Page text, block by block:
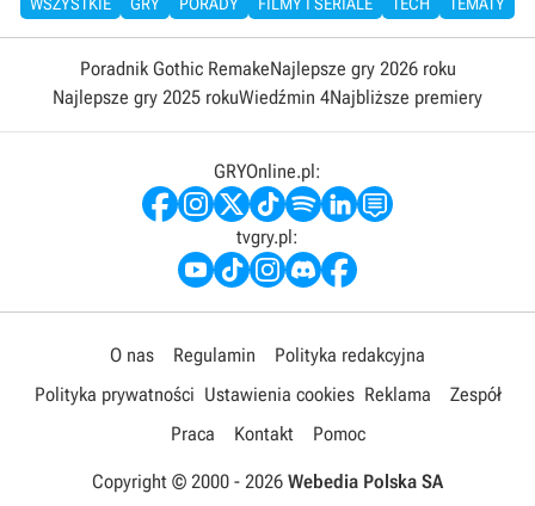
Poradnik Gothic RemakeNajlepsze gry 2026 roku
Najlepsze gry 2025 rokuWiedźmin 4Najbliższe premiery
GRYOnline.pl:
tvgry.pl:
O nas Regulamin
Polityka redakcyjna
Polityka prywatności Ustawienia cookies Reklama
Zespół
Praca
Kontakt Pomoc
Copyright © 2000 - 2026 Webedia Polska SA